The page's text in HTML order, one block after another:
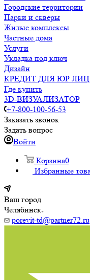
Городские территории
Парки и скверы
Жилые комплексы
Частные дома
Услуги
Укладка под ключ
Дизайн
КРЕДИТ ДЛЯ ЮР ЛИЦ
Где купить
3D-ВИЗУАЛИЗАТОР
+7-800-100-56-53
Заказать звонок
Задать вопрос
Войти
Корзина0
Избранные
Ваш город
Челябинск
porevit-td@partner72.ru